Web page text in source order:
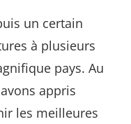
un certain
à plusieurs
pays. Au
appris
les meilleures